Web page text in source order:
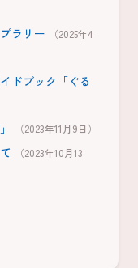
ラリー
（2025年4
ドブック「ぐる
（2023年11月9日）
（2023年10月13